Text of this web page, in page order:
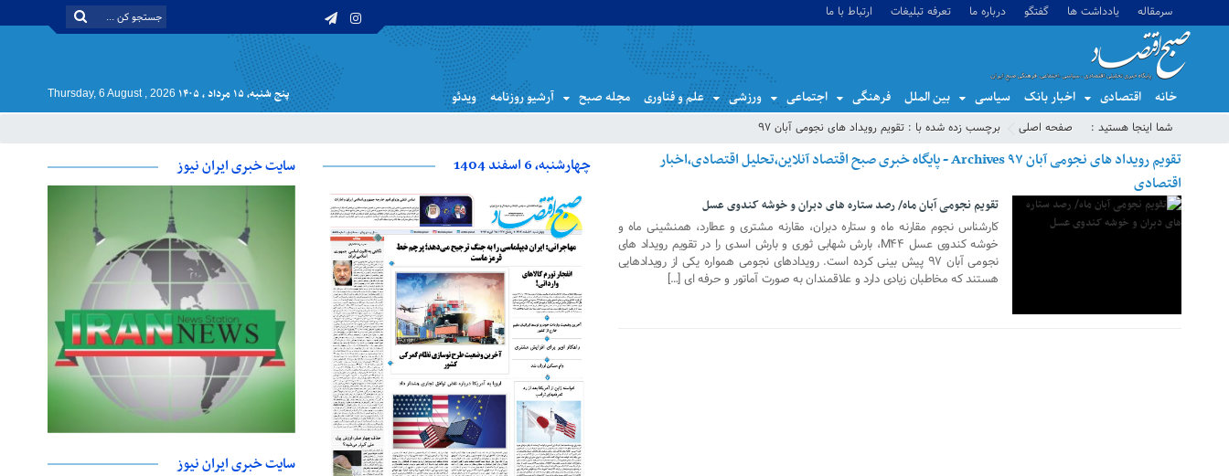
سرمقاله یادداشت ها گفتگو درباره ما تعرفه تبلیغات ارتباط با ما
خانه اقتصادی اخبار بانک سیاسی بین الملل فرهنگی اجتماعی ورزشی علم و فناوری مجله صبح آرشیو روزنامه ویدئو پنج شنبه, ۱۵ مرداد , ۱۴۰۵ Thursday, 6 August , 2026
شما اینجا هستید : صفحه اصلی برچسب زده شده با : تقویم رویداد های نجومی آبان ۹۷
تقویم رویداد های نجومی آبان ۹۷ Archives - پایگاه خبری صبح اقتصاد آنلاین،تحلیل اقتصادی،اخبار
اقتصادی
تقویم نجومی آبان ماه/ رصد ستاره های دبران و خوشه کندوی عسل
کارشناس نجوم مقارنه ماه و ستاره دبران، مقارنه مشتری و عطارد، همنشینی ماه و
خوشه کندوی عسل M۴۴، بارش شهابی ثوری و بارش اسدی را در تقویم رویداد های
نجومی آبان ۹۷ پیش بینی کرده است. رویدادهای نجومی همواره یکی از رویدادهایی
هستند که مخاطبان زیادی دارد و علاقمندان به صورت آماتور و حرفه ای […]
چهارشنبه، 6 اسفند 1404 سایت خبری ایران نیوز
سایت خبری ایران نیوز